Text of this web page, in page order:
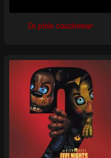
En plein cauchemar